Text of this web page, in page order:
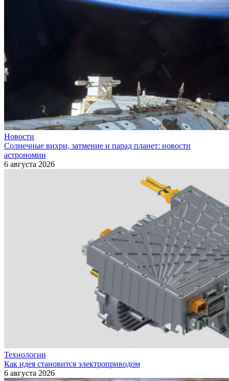
Новости
Солнечные вихри, затмение и парад планет: новости
астрономии
6 августа 2026
Технологии
Как идея становится электроприводом
6 августа 2026